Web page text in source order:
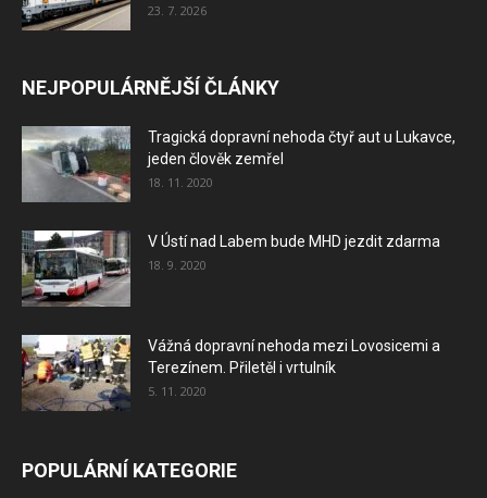
23. 7. 2026
NEJPOPULÁRNĚJŠÍ ČLÁNKY
Tragická dopravní nehoda čtyř aut u Lukavce,
jeden člověk zemřel
18. 11. 2020
V Ústí nad Labem bude MHD jezdit zdarma
18. 9. 2020
Vážná dopravní nehoda mezi Lovosicemi a
Terezínem. Přiletěl i vrtulník
5. 11. 2020
POPULÁRNÍ KATEGORIE